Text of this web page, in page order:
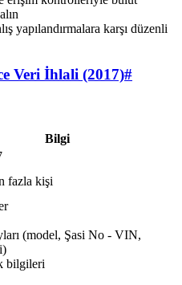
yapılandırmalara karşı düzenli
Veri İhlali (2017)#
Bilgi
fazla kişi
(model, Şasi No - VIN,
bilgileri